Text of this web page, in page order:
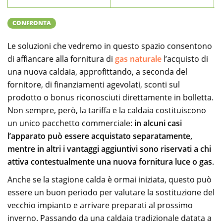
CONFRONTA
Le soluzioni che vedremo in questo spazio consentono
di affiancare alla fornitura di gas naturale l’acquisto di
una nuova caldaia, approfittando, a seconda del
fornitore, di finanziamenti agevolati, sconti sul
prodotto o bonus riconosciuti direttamente in bolletta.
Non sempre, però, la tariffa e la caldaia costituiscono
un unico pacchetto commerciale: in alcuni casi
l’apparato può essere acquistato separatamente,
mentre in altri i vantaggi aggiuntivi sono riservati a chi
attiva contestualmente una nuova fornitura luce o gas.
Anche se la stagione calda è ormai iniziata, questo può
essere un buon periodo per valutare la sostituzione del
vecchio impianto e arrivare preparati al prossimo
inverno. Passando da una caldaia tradizionale datata a